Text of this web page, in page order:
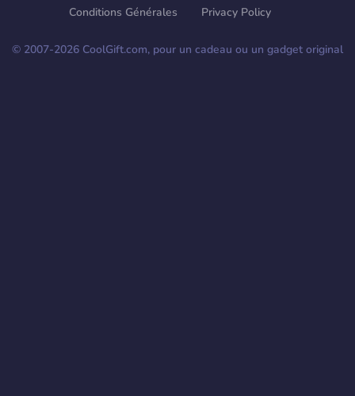
Conditions Générales Privacy Policy
© 2007-2026 CoolGift.com, pour un cadeau ou un gadget original